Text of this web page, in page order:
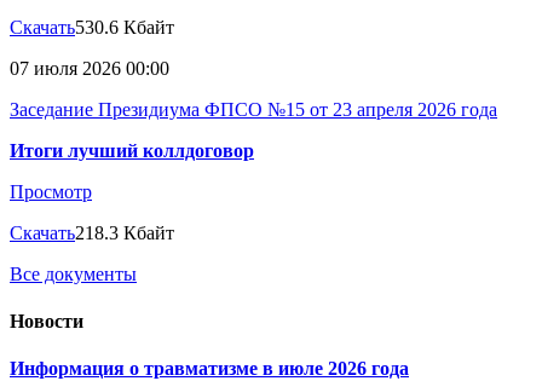
Скачать530.6 Кбайт
07 июля 2026 00:00
Заседание Президиума ФПСО №15 от 23 апреля 2026 года
Итоги лучший коллдоговор
Просмотр
Скачать218.3 Кбайт
Все документы
Новости
Информация о травматизме в июле 2026 года